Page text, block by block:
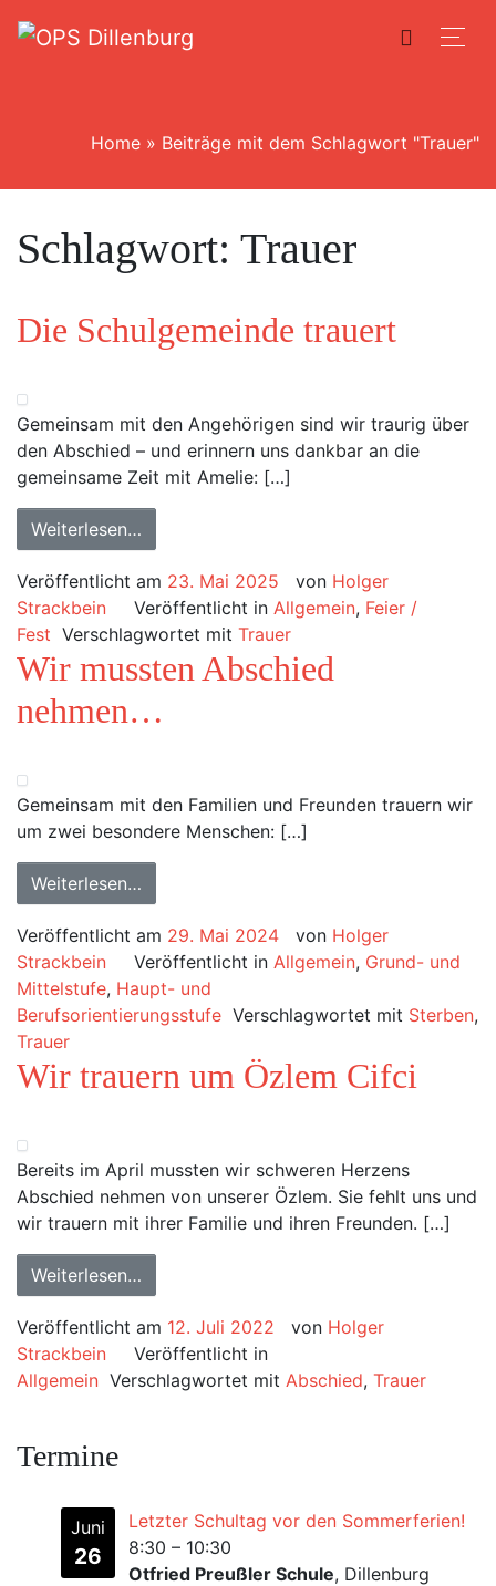
Home » Beiträge mit dem Schlagwort "Trauer"
Schlagwort: Trauer
Die Schulgemeinde trauert
Gemeinsam mit den Angehörigen sind wir traurig über
den Abschied – und erinnern uns dankbar an die
gemeinsame Zeit mit Amelie: […]
Weiterlesen…
Veröffentlicht am 23. Mai 2025 von Holger
Strackbein
Veröffentlicht in Allgemein, Feier /
Fest Verschlagwortet mit Trauer
Wir mussten Abschied
nehmen…
Gemeinsam mit den Familien und Freunden trauern wir
um zwei besondere Menschen: […]
Weiterlesen…
Veröffentlicht am 29. Mai 2024 von Holger
Strackbein
Veröffentlicht in Allgemein, Grund- und
Mittelstufe, Haupt- und
Berufsorientierungsstufe Verschlagwortet mit Sterben,
Trauer
Wir trauern um Özlem Cifci
Bereits im April mussten wir schweren Herzens
Abschied nehmen von unserer Özlem. Sie fehlt uns und
wir trauern mit ihrer Familie und ihren Freunden. […]
Weiterlesen…
Veröffentlicht am 12. Juli 2022 von Holger
Strackbein
Veröffentlicht in
Allgemein Verschlagwortet mit Abschied, Trauer
Termine
Juni
26
Letzter Schultag vor den Sommerferien!
8:30 – 10:30
Otfried Preußler Schule, Dillenburg